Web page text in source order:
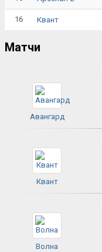
16 Квант
Матчи
Авангард
Квант
Волна